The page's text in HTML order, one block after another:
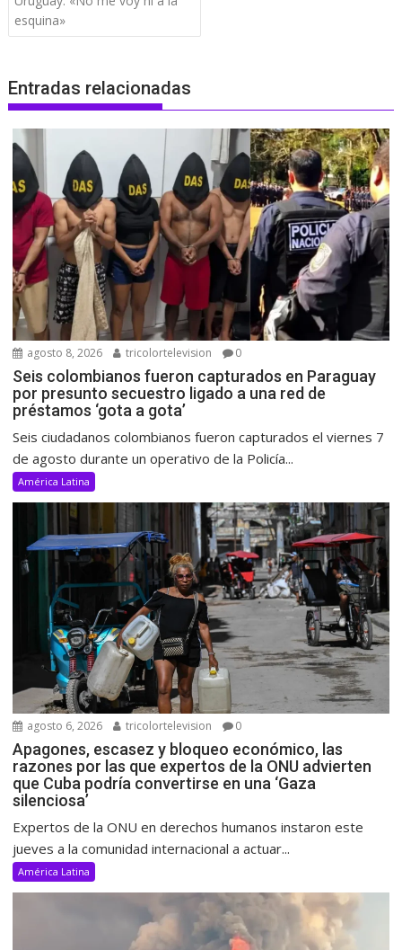
esquina»
Entradas relacionadas
agosto 8, 2026 tricolortelevision 0
Seis colombianos fueron capturados en Paraguay
por presunto secuestro ligado a una red de
préstamos ‘gota a gota’
Seis ciudadanos colombianos fueron capturados el viernes 7
de agosto durante un operativo de la Policía...
América Latina
agosto 6, 2026 tricolortelevision 0
Apagones, escasez y bloqueo económico, las
razones por las que expertos de la ONU advierten
que Cuba podría convertirse en una ‘Gaza
silenciosa’
Expertos de la ONU en derechos humanos instaron este
jueves a la comunidad internacional a actuar...
América Latina